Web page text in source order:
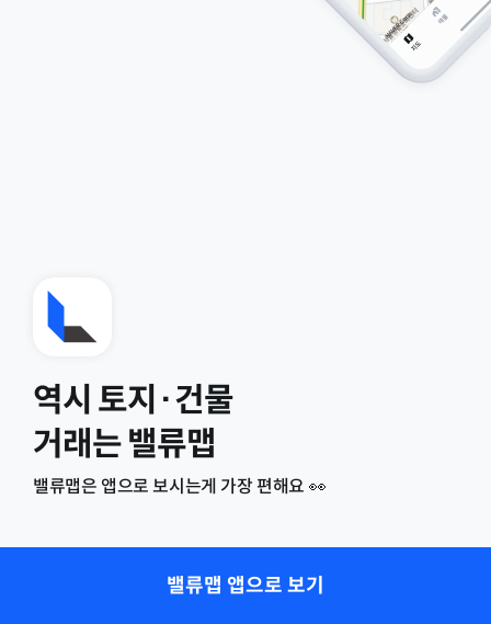
역시 토지·건물
거래는 밸류맵
밸류맵은 앱으로 보시는게 가장 편해요 👀
밸류맵 앱으로 보기